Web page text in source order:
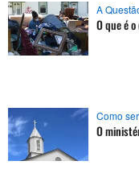
A
O que é
Como
O